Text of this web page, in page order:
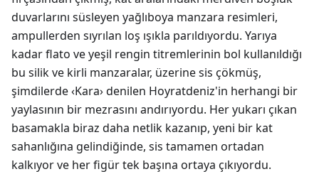
duvarlarını süsleyen yağlıboya manzara resimleri,
ampullerden sıyrılan loş ışıkla parıldıyordu. Yarıya
kadar flato ve yeşil rengin titremlerinin bol kullanıldığı
bu silik ve kirli manzaralar, üzerine sis çökmüş,
şimdilerde ‹Kara› denilen Hoyratdeniz'in herhangi bir
yaylasının bir mezrasını andırıyordu. Her yukarı çıkan
basamakla biraz daha netlik kazanıp, yeni bir kat
sahanlığına gelindiğinde, sis tamamen ortadan
kalkıyor ve her figür tek başına ortaya çıkıyordu.